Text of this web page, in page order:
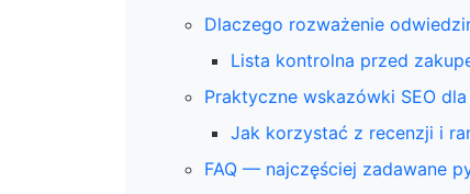
Dlaczego rozważenie
Lista kontrolna przed
Praktyczne wskazówki SEO
Jak korzystać z recenzji i
FAQ — najczęściej zadawane